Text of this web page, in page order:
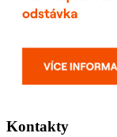
Kontakty